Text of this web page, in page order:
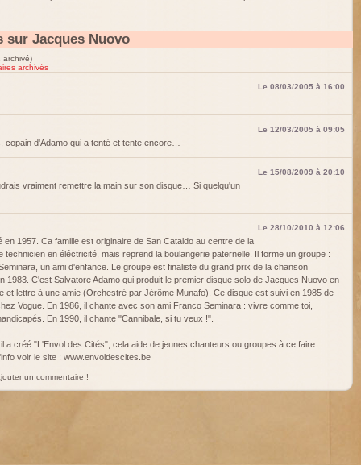
sur Jacques Nuovo
archivé)
archivés
Le 08/03/2005 à 16:00
Le 12/03/2005 à 09:05
copain d'Adamo qui a tenté et tente encore…
Le 15/08/2009 à 20:10
vraiment remettre la main sur son disque… Si quelqu'un
Le 28/10/2010 à 12:06
1957. Ca famille est originaire de San Cataldo au centre de la
technicien en éléctricité, mais reprend la boulangerie paternelle. Il forme un groupe :
un ami d'enfance. Le groupe est finaliste du grand prix de la chanson
1983. C'est Salvatore Adamo qui produit le premier disque solo de Jacques Nuovo en
et lettre à une amie (Orchestré par Jérôme Munafo). Ce disque est suivi en 1985 de
Vogue. En 1986, il chante avec son ami Franco Seminara : vivre comme toi,
En 1990, il chante "Cannibale, si tu veux !".
a créé "L'Envol des Cités", cela aide de jeunes chanteurs ou groupes à ce faire
voir le site : www.envoldescites.be
un commentaire !